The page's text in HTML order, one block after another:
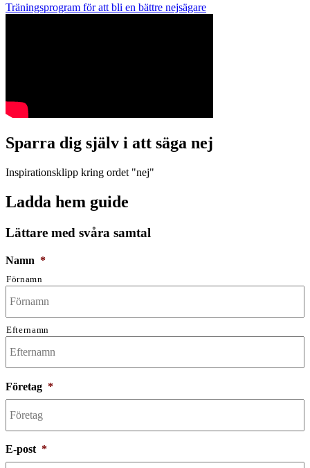
Träningsprogram för att bli en bättre nejsägare
Sparra dig själv i att säga nej
Inspirationsklipp kring ordet "nej"
Ladda hem guide
Lättare med svåra samtal
Namn *
Förnamn
Efternamn
Företag *
E-post *